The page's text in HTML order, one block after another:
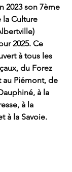
2023 son 7ème
la Culture
2025. Ce
à tous les
du Forez
au Piémont, de
à la
à la
à la Savoie.